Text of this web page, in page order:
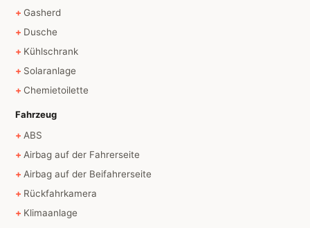
Gasherd
Dusche
Kühlschrank
Solaranlage
Chemietoilette
Fahrzeug
ABS
Airbag auf der Fahrerseite
Airbag auf der Beifahrerseite
Rückfahrkamera
Klimaanlage